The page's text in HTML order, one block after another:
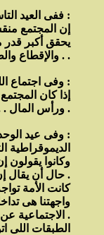
ففى العيد التاسع للثورة وفى الثالث والعشرين من يوليو 1961 قال الرجل :
يحقق أكبر
والإقطاع والطبقة الرأسمالية جعلت من الحكم دائما أداة فى يدها لتحقيق أغراضها لحماية مصالحها ولاستغلال الأجراء ومنعهم من المطالبة بحقوقهم . .
وفى اجتماع اللجنة التحضيرية فى 3يناير1961 قال :
إذا كان
ورأس المال . . من اجل هذا هناك علاقات وثيقة بين السياسة والاقتصاد .
وفى عيد الوحدة 22فبراير1964 قال :
الديموقراطية
وكانوا يقولون
حال أن يقال إن هناك حرية إلا إّذا توافرت الديموقراطية السياسية الاجتماعية .
كانت الأمة
واجهتنا هى
الاجتماعية عن الثورة السياسية ، فبدون الثورة الاجتماعية تصبح الرجعية ويصبح الاقطاع والاحتكار وسيطرة رأس المال يصبحون جميعا دكتاتورية تتحكم فى الشعب وفى رقاب أبناء الشعب جميعا .
الطبقات اللى